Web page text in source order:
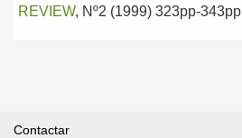
REVIEW, Nº2 (1999) 323pp-
Contactar